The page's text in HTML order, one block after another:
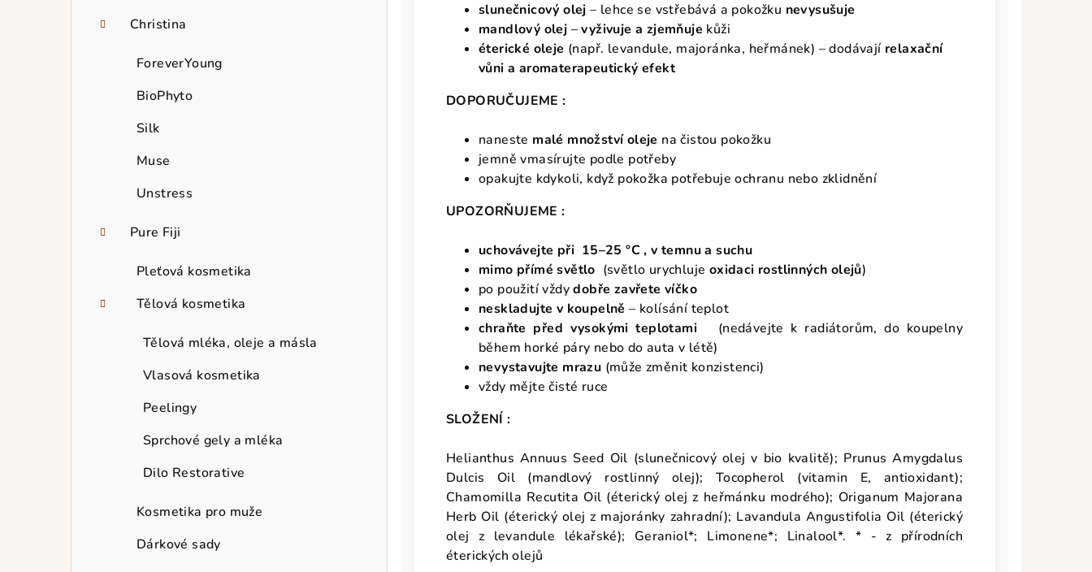
Christina
ForeverYoung
BioPhyto
Silk
Muse
Unstress
Pure Fiji
Pleťová kosmetika
Tělová kosmetika
Tělová mléka, oleje a másla
Vlasová kosmetika
Peelingy
Sprchové gely a mléka
Dilo Restorative
Kosmetika pro muže
Dárkové sady
slunečnicový olej – lehce se vstřebává a pokožku nevysušuje
mandlový olej –vyživuje a zjemňuje kůži
éterické oleje (např. levandule, majoránka, heřmánek) – dodávají relaxační
vůni a aromaterapeutický efekt
DOPORUČUJEME :
naneste malé množství oleje na čistou pokožku
jemně vmasírujte podle potřeby
opakujte kdykoli, když pokožka potřebuje ochranu nebo zklidnění
UPOZORŇUJEME :
uchovávejte při 15–25 °C , v temnu a suchu
mimo přímé světlo (světlo urychluje oxidaci rostlinných olejů)
po použití vždydobře zavřete víčko
neskladujte v koupelně – kolísání teplot
chraňte před vysokými teplotami
(nedávejte k radiátorům, do koupelny
během horké páry nebo do auta v létě)
nevystavujte mrazu (může změnit konzistenci)
vždy mějte čisté ruce
SLOŽENÍ :
Helianthus Annuus Seed Oil (slunečnicový olej v bio kvalitě); Prunus Amygdalus
Dulcis Oil (mandlový rostlinný olej); Tocopherol (vitamin E, antioxidant);
Chamomilla Recutita Oil (éterický olej z heřmánku modrého); Origanum Majorana
Herb Oil (éterický olej z majoránky zahradní); Lavandula Angustifolia Oil (éterický
olej z levandule lékařské); Geraniol*; Limonene*; Linalool*. * - z přírodních
éterických olejů